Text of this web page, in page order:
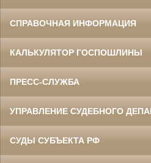
СПРАВОЧНАЯ ИНФОРМАЦИЯ
КАЛЬКУЛЯТОР ГОСПОШЛИНЫ
ПРЕСС-СЛУЖБА
УПРАВЛЕНИЕ СУДЕБНОГО
СУДЫ СУБЪЕКТА РФ